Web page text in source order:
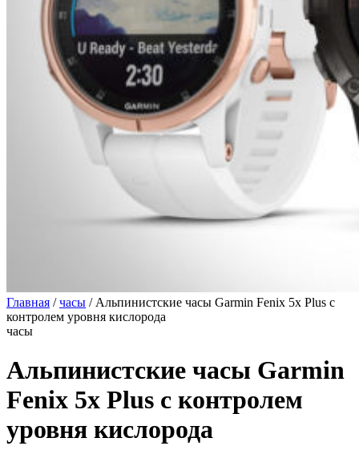
Главная / часы / Альпинистские часы Garmin Fenix 5x Plus с
контролем уровня кислорода
часы
Альпинистские часы Garmin
Fenix 5x Plus с контролем
уровня кислорода